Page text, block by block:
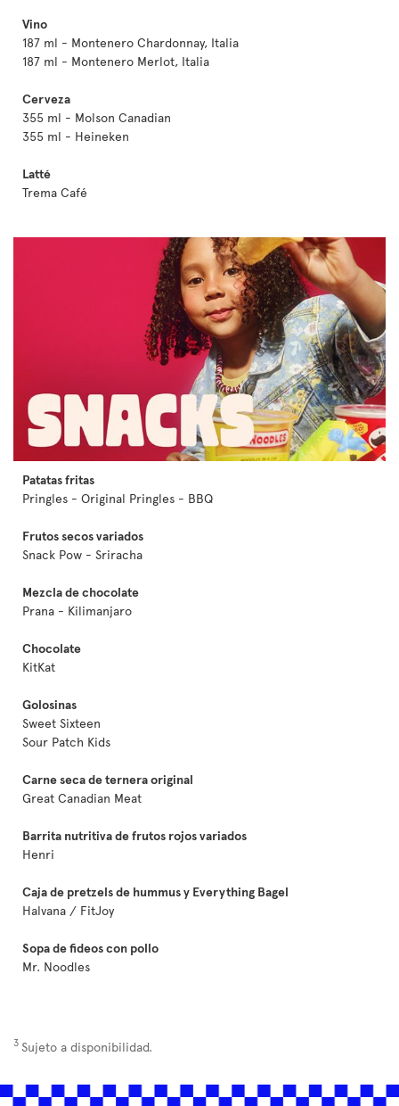
Vino
187 ml - Montenero Chardonnay, Italia
187 ml - Montenero Merlot, Italia
Cerveza
355 ml - Molson Canadian
355 ml - Heineken
Latté
Trema Café
Patatas fritas
Pringles - Original Pringles - BBQ
Frutos secos variados
Snack Pow - Sriracha
Mezcla de chocolate
Prana - Kilimanjaro
Chocolate
KitKat
Golosinas
Sweet Sixteen
Sour Patch Kids
Carne seca de ternera original
Great Canadian Meat
Barrita nutritiva de frutos rojos variados
Henri
Caja de pretzels de hummus y Everything Bagel
Halvana / FitJoy
Sopa de fideos con pollo
Mr. Noodles
3 Sujeto a disponibilidad.